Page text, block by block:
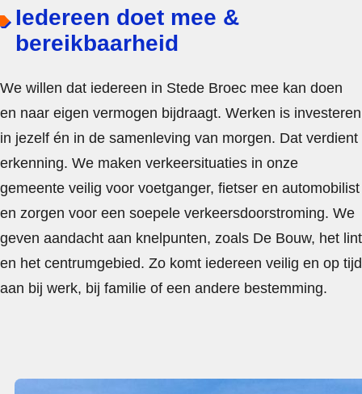
Iedereen doet mee &
bereikbaarheid
We willen dat iedereen in Stede Broec mee kan doen
en naar eigen vermogen bijdraagt. Werken is investeren
in jezelf én in de samenleving van morgen. Dat verdient
erkenning. We maken verkeersituaties in onze
gemeente veilig voor voetganger, fietser en automobilist
en zorgen voor een soepele verkeersdoorstroming. We
geven aandacht aan knelpunten, zoals De Bouw, het lint
en het centrumgebied. Zo komt iedereen veilig en op tijd
aan bij werk, bij familie of een andere bestemming.